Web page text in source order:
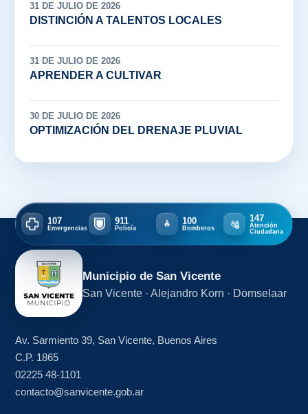
31 DE JULIO DE 2026
DISTINCIÓN A TALENTOS LOCALES
31 DE JULIO DE 2026
APRENDER A CULTIVAR
30 DE JULIO DE 2026
OPTIMIZACIÓN DEL DRENAJE PLUVIAL
107
Emergencias
911
Policía
100
Bomberos
147
Atención
Ciudadana
Municipio de San Vicente
San Vicente · Alejandro Korn · Domselaar
Av. Sarmiento 39, San Vicente, Buenos Aires
C.P. 1865
02225 48-1101
contacto@sanvicente.gob.ar